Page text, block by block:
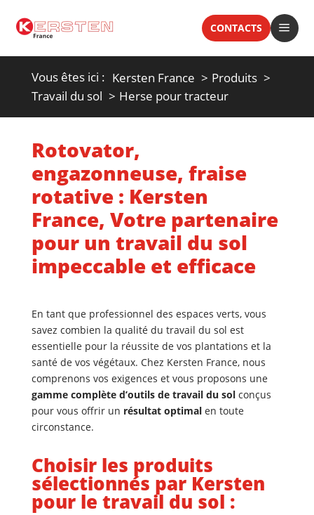
CONTACTS a
Vous êtes ici : Kersten France
Produits
Travail du sol
Herse pour tracteur
Rotovator,
engazonneuse, fraise
rotative : Kersten
France, Votre partenaire
pour un travail du sol
impeccable et efficace
En tant que professionnel des espaces verts,vous
savez combien la qualité du travail du sol est
essentielle pour la réussite de vos plantations et la
santé de vos végétaux. Chez Kersten France,nous
comprenons vos exigences et vous proposons une
gamme complète d’outils de travail du solconçus
pour vous offrir un résultat optimalen toute
circonstance.
Choisir les produits
sélectionnés par Kersten
pour le travail du sol :